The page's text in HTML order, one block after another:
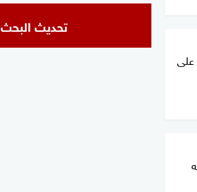
على
تحديث البحث